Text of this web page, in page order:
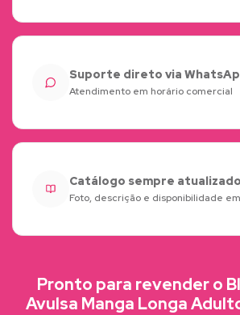
Suporte direto via
Atendimento em horário comercial
Catálogo sempre atualizado
Foto, descrição e disponibilidade
Pronto para revender o
Avulsa Manga Longa